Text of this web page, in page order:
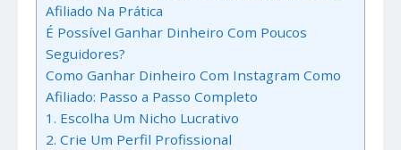
Afiliado Na Prática
É Possível Ganhar Dinheiro Com Poucos
Seguidores?
Como Ganhar Dinheiro Com Instagram Como
Afiliado: Passo a Passo Completo
1. Escolha Um Nicho Lucrativo
2. Crie Um Perfil Profissional